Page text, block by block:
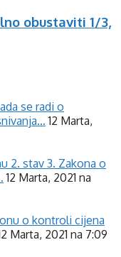
obustaviti 1/3,
se radi o
12 Marta,
2. stav 3. Zakona o
12 Marta, 2021 na
o kontroli cijena
Marta, 2021 na 7:09